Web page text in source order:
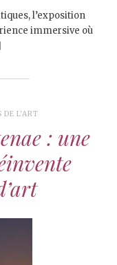
l’exposition
immersive où
DE L'ART
: une